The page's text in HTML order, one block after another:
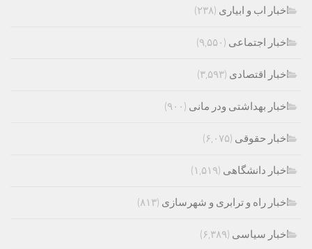
اخبار اب و ابیاری (۲۳۸)
اخبار اجتماعی (۹,۵۵۰)
اخبار اقتصادی (۳,۵۹۳)
اخبار بهداشتی ودر مانی (۹۰۰)
اخبار حقوقی (۶,۰۷۵)
اخبار دانشگاهی (۱,۵۱۹)
اخبار راه و ترابری و شهرسازی (۸۱۳)
اخبار سیاسی (۶,۳۸۹)